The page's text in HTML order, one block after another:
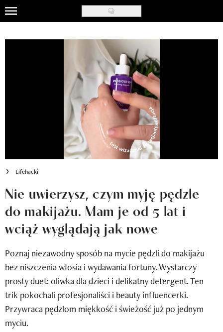
Skip
to
main
Recenzje kosmetyków
Newsletter
Wizaz Summer Influ School
Mój profil / Zarejestruj się
Lifehacki
Nie uwierzysz, czym myję pędzle
do makijażu. Mam je od 5 lat i
wciąż wyglądają jak nowe
Poznaj niezawodny sposób na mycie pędzli do makijażu
bez niszczenia włosia i wydawania fortuny. Wystarczy
prosty duet: oliwka dla dzieci i delikatny detergent. Ten
trik pokochali profesjonaliści i beauty influencerki.
Przywraca pędzlom miękkość i świeżość już po jednym
myciu.